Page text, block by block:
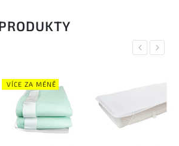
Previous
VÍCE ZA MÉNĚ
Next